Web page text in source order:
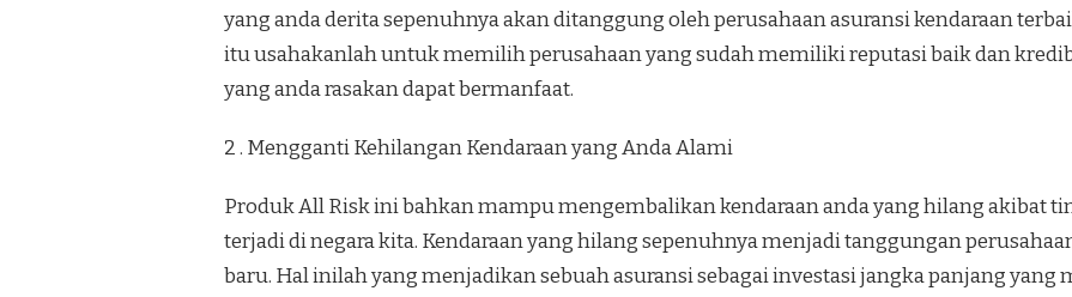
yang anda derita sepenuhnya akan ditanggung oleh perusahaanasuransi kendaraan
itu usahakanlah untuk memilih perusahaan yang sudah memiliki reputasi baik dan
yang anda rasakan dapat bermanfaat.
2 . Mengganti Kehilangan Kendaraan yang Anda Alami
Produk All Risk ini bahkan mampu mengembalikan kendaraan anda yang hilang akibat
terjadi di negara kita. Kendaraan yang hilang sepenuhnya menjadi tanggungan
baru. Hal inilah yang menjadikan sebuah asuransi sebagai investasi jangka panjang